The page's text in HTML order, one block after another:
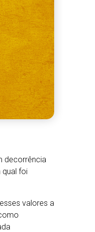
decorrência
qual foi
valores a